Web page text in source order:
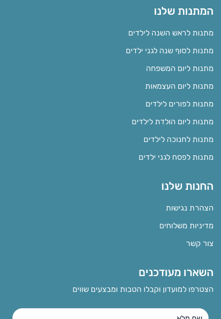
המתנות שלנו
מתנות לראש השנה לילדים
מתנות לסוף שנה לגני ילדים
מתנות ליום המשפחה
מתנות ליום העצמאות
מתנות לפורים לילדים
מתנות ליום הולדת לילדים
מתנות לחנוכה לילדים
מתנות לפסח לגני ילדים
החנות שלנו
הצהרת נגישות
מדיניות משלוחים
צור קשר
השארו מעודכנים
הצטרפו למועדון וקבלו הטבות ומבצעים שווים